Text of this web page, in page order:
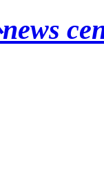
news